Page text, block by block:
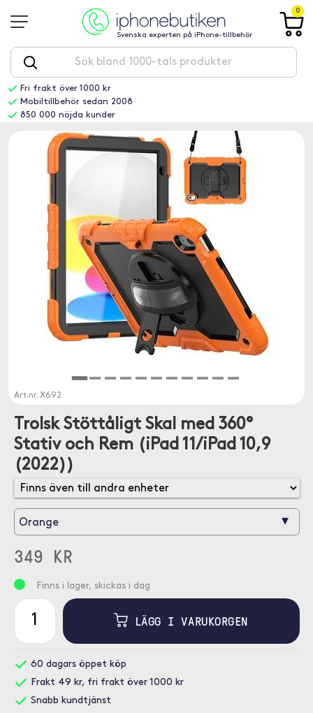
Svenska experten på iPhone-tillbehör
0
Fri frakt över 1000 kr
Mobiltillbehör sedan 2008
850 000 nöjda kunder
Art.nr. X692
Trolsk Stöttåligt Skal med 360°
Stativ och Rem (iPad 11/iPad 10,9
(2022))
Orange ▾
349 KR
Finns i lager, skickas i dag
LÄGG I VARUKORGEN
60 dagars öppet köp
Frakt 49 kr, fri frakt över 1000 kr
Snabb kundtjänst